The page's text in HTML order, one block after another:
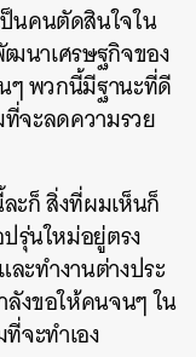
นคนตัดสินใจใน
ฒนาเศรษฐกิจของ
พวกนี้มีฐานะที่ดี
จะลดความรวย
ะก็ สิ่งที่ผมเห็นก็
รุ่นใหม่อยู่ตรง
ะทำงานต่างประ
งขอให้คนจนๆ ใน
จะทำเอง